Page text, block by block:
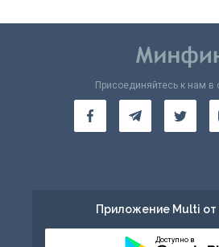
Присоединяйтесь к нам в
Приложение Multi
Доступно в